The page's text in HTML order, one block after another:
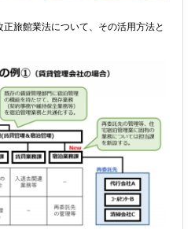
旅館業法について、その活用方法と